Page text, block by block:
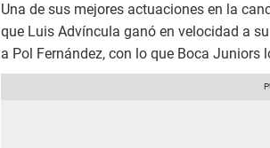
Una de sus mejores actuaciones en la
que Luis Advíncula ganó en velocidad a
a Pol Fernández, con lo que Boca Juniors